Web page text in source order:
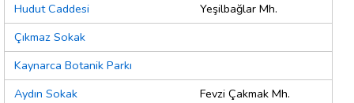
Hudut Caddesi
Yeşilbağlar Mh.
Çıkmaz Sokak
Kaynarca Botanik Parkı
Aydın Sokak
Fevzi Çakmak Mh.